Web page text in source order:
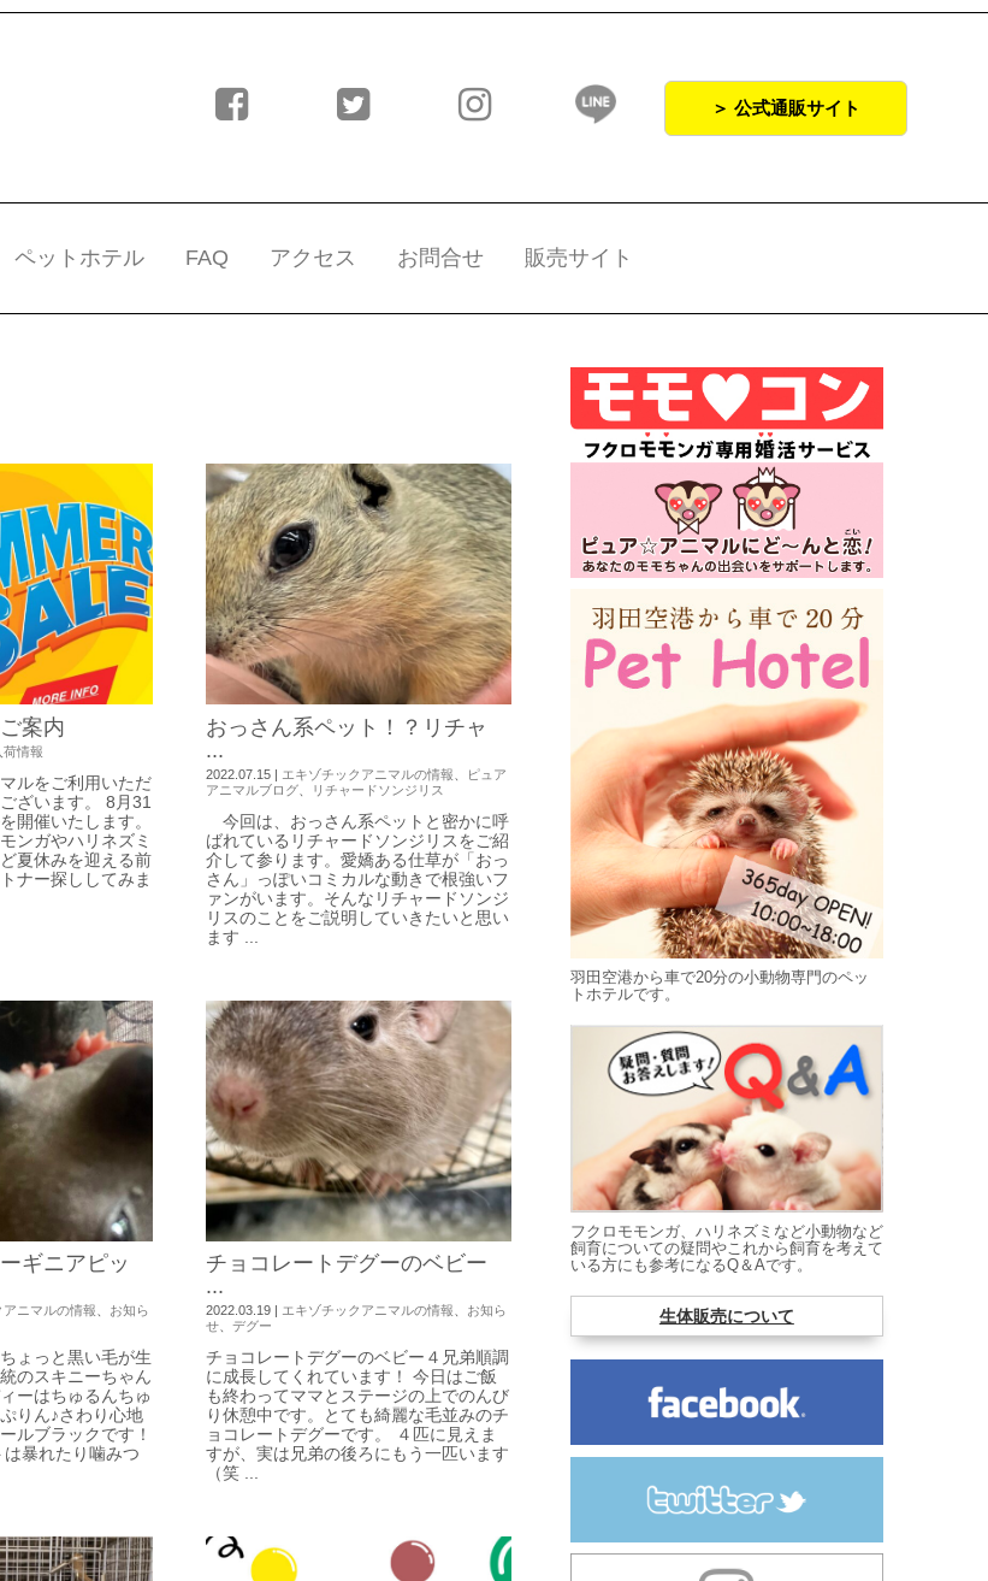
＞ 公式通販サイト
ペットホテル FAQ アクセス お問合せ 販売サイト
案内
荷情報
ルをご利用いただ
ざいます。 8月31
開催いたします。
ンガやハリネズミ
夏休みを迎える前
ナー探ししてみま
おっさん系ペット！？リチャ
...
2022.07.15 | エキゾチックアニマルの情報
ピュア
アニマルブログ
リチャードソンジリス
今回は、おっさん系ペットと密かに呼
ばれているリチャードソンジリスをご紹
介して参ります。愛嬌ある仕草が「おっ
さん」っぽいコミカルな動きで根強いフ
ァンがいます。そんなリチャードソンジ
リスのことをご説明していきたいと思い
ます ...
ギニアピッ
アニマルの情報
お知ら
ょっと黒い毛が生
のスキニーちゃん
ーはちゅるんちゅ
りん♪さわり心地
ルブラックです！
は暴れたり噛みつ
チョコレートデグーのベビー
...
2022.03.19 | エキゾチックアニマルの情報
お知ら
せ
デグー
チョコレートデグーのベビー４兄弟順調
に成長してくれています！ 今日はご飯
も終わってママとステージの上でのんび
り休憩中です。とても綺麗な毛並みのチ
ョコレートデグーです。 ４匹に見えま
すが、実は兄弟の後ろにもう一匹います
（笑 ...
羽田空港から車で20分の小動物専門のペッ
トホテルです。
フクロモモンガ、ハリネズミなど小動物など
飼育についての疑問やこれから飼育を考えて
いる方にも参考になるQ＆Aです。
生体販売について